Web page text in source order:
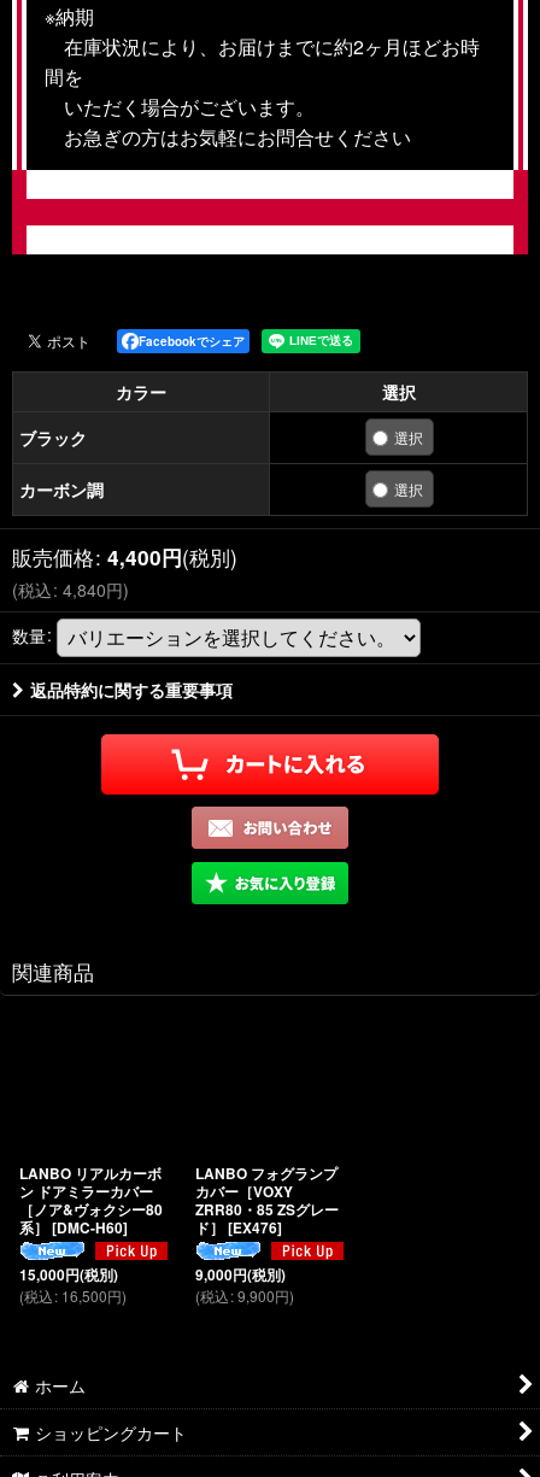
※納期
在庫状況により、お届けまでに約2ヶ月ほどお時
間を
いただく場合がございます。
お急ぎの方はお気軽にお問合せください
Facebookでシェア
カラー
選択
ブラック
カーボン調
販売価格: 4,400円(税別)
(税込: 4,840円)
数量:
返品特約に関する重要事項
関連商品
LANBO リアルカーボ
ン ドアミラーカバー
［ノア&ヴォクシー80
系］ [DMC-H60]
15,000円(税別)
(税込: 16,500円)
LANBO フォグランプ
カバー［VOXY
ZRR80・85 ZSグレー
ド］ [EX476]
9,000円(税別)
(税込:9,900円)
ホーム
ショッピングカート